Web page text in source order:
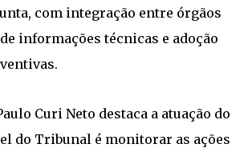
com integração entre órgãos
informações técnicas e adoção
Curi Neto destaca a atuação do
do Tribunal é monitorar as ações